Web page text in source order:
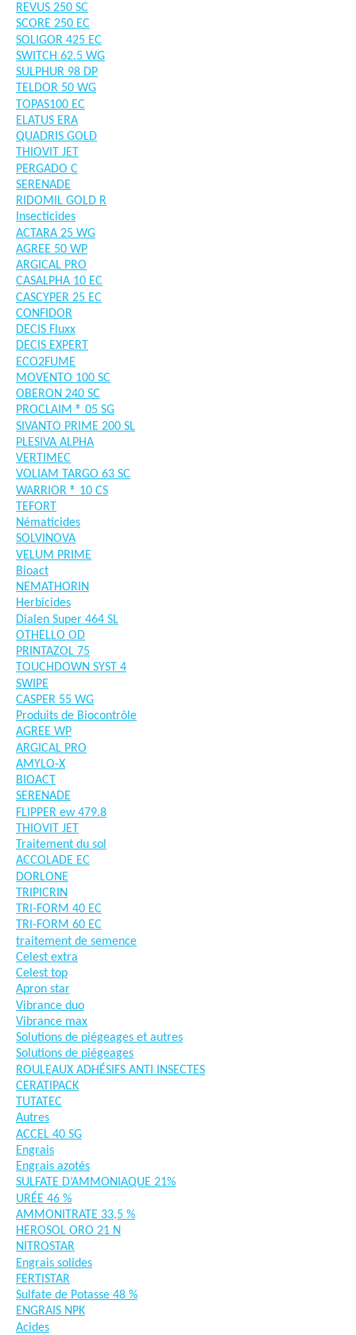
REVUS 250 SC
SCORE 250 EC
SOLIGOR 425 EC
SWITCH 62.5 WG
SULPHUR 98 DP
TELDOR 50 WG
TOPAS100 EC
ELATUS ERA
QUADRIS GOLD
THIOVIT JET
PERGADO C
SERENADE
RIDOMIL GOLD R
Insecticides
ACTARA 25 WG
AGREE 50 WP
ARGICAL PRO
CASALPHA 10 EC
CASCYPER 25 EC
CONFIDOR
DECIS Fluxx
DECIS EXPERT
ECO2FUME
MOVENTO 100 SC
OBERON 240 SC
PROCLAIM ® 05 SG
SIVANTO PRIME 200 SL
PLESIVA ALPHA
VERTIMEC
VOLIAM TARGO 63 SC
WARRIOR ® 10 CS
TEFORT
Nématicides
SOLVINOVA
VELUM PRIME
Bioact
NEMATHORIN
Herbicides
Dialen Super 464 SL
OTHELLO OD
PRINTAZOL 75
TOUCHDOWN SYST 4
SWIPE
CASPER 55 WG
Produits de Biocontrôle
AGREE WP
ARGICAL PRO
AMYLO-X
BIOACT
SERENADE
FLIPPER ew 479.8
THIOVIT JET
Traitement du sol
ACCOLADE EC
DORLONE
TRIPICRIN
TRI-FORM 40 EC
TRI-FORM 60 EC
traitement de semence
Celest extra
Celest top
Apron star
Vibrance duo
Vibrance max
Solutions de piégeages et autres
Solutions de piégeages
ROULEAUX ADHÉSIFS ANTI INSECTES
CERATIPACK
TUTATEC
Autres
ACCEL 40 SG
Engrais
Engrais azotés
SULFATE D’AMMONIAQUE 21%
URÉE 46 %
AMMONITRATE 33,5 %
HEROSOL ORO 21 N
NITROSTAR
Engrais solides
FERTISTAR
Sulfate de Potasse 48 %
ENGRAIS NPK
Acides